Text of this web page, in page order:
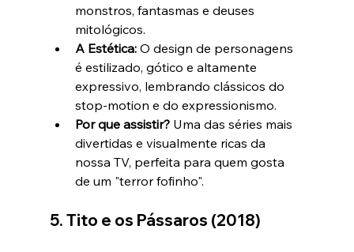
monstros, fantasmas e deuses
mitológicos.
A Estética: O design de personagens
é estilizado, gótico e altamente
expressivo, lembrando clássicos do
stop-motion e do expressionismo.
Por que assistir? Uma das séries mais
divertidas e visualmente ricas da
nossa TV, perfeita para quem gosta
de um "terror fofinho".
5. Tito e os Pássaros (2018)